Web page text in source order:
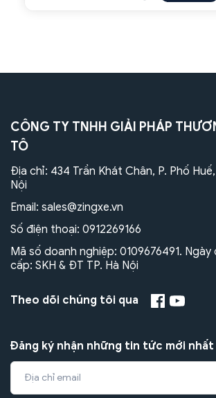
CÔNG TY TNHH GIẢI PHÁP
TÔ
Địa chỉ: 434 Trần Khát Chân, P. Phố
Nội
Email: sales@zingxe.vn
Số điện thoại: 0912269166
Mã số doanh nghiệp: 0109676491.
cấp: SKH & ĐT TP. Hà Nội
Theo dõi chúng tôi qua
Đăng ký nhận những tin tức mới